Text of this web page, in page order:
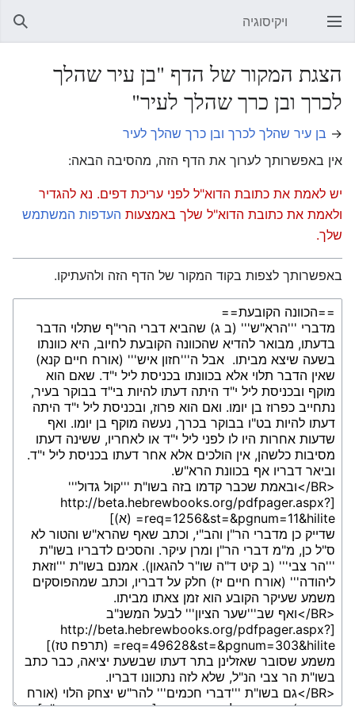
פתיחת התפריט הראשי ויקיסוגיה
הצגת המקור של הדף "בן עיר שהלך
לכרך ובן כרך שהלך לעיר"
→ בן עיר שהלך לכרך ובן כרך שהלך לעיר
אין באפשרותך לערוך את הדף הזה, מהסיבה הבאה:
יש לאמת את כתובת הדוא"ל לפני עריכת דפים. נא להגדיר
ולאמת את כתובת הדוא"ל שלך באמצעות העדפות המשתמש
שלך.
באפשרותך לצפות בקוד המקור של הדף הזה ולהעתיקו.